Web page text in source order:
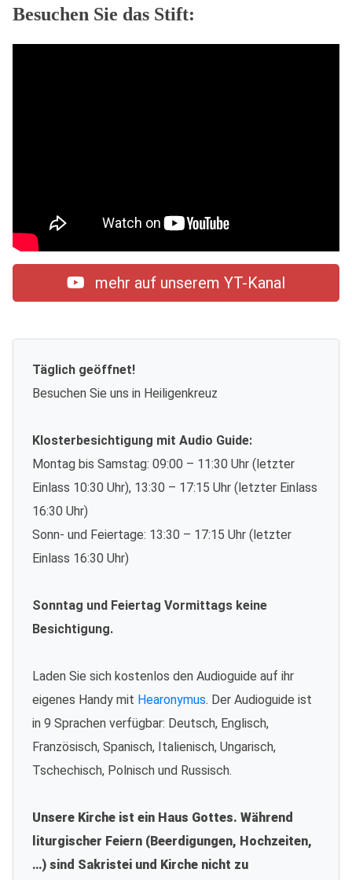
Besuchen Sie das Stift:
mehr auf unserem YT-Kanal
Täglich geöffnet!
Besuchen Sie uns in Heiligenkreuz
Klosterbesichtigung mit Audio Guide:
Montag bis Samstag: 09:00 – 11:30 Uhr (letzter
Einlass 10:30 Uhr), 13:30 – 17:15 Uhr (letzter Einlass
16:30 Uhr)
Sonn- und Feiertage: 13:30 – 17:15 Uhr (letzter
Einlass 16:30 Uhr)
Sonntag und Feiertag Vormittags keine
Besichtigung.
Laden Sie sich kostenlos den Audioguide auf ihr
eigenes Handy mit Hearonymus. Der Audioguide ist
in 9 Sprachen verfügbar: Deutsch, Englisch,
Französisch, Spanisch, Italienisch, Ungarisch,
Tschechisch, Polnisch und Russisch.
Unsere Kirche ist ein Haus Gottes. Während
liturgischer Feiern (Beerdigungen, Hochzeiten,
…) sind Sakristei und Kirche nicht zu